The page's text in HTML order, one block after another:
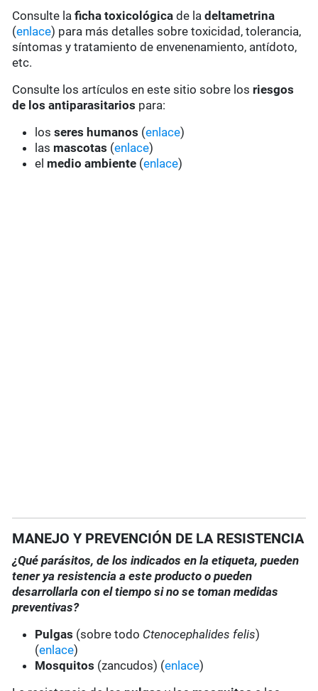
Consulte laficha toxicológica de ladeltametrina
(enlace) para más detalles sobre toxicidad, tolerancia,
síntomas y tratamiento de envenenamiento, antídoto,
etc.
Consulte los artículos en este sitio sobre los riesgos
de los antiparasitarios para:
losseres humanos (enlace)
las mascotas (enlace)
el medio ambiente (enlace)
MANEJO Y PREVENCIÓN DE LA RESISTENCIA
¿Qué parásitos, de los indicados en la etiqueta, pueden
tener ya resistencia a este producto o pueden
desarrollarla con el tiempo si no se toman medidas
preventivas?
Pulgas (sobre todo Ctenocephalides felis)
(enlace)
Mosquitos (zancudos) (enlace)